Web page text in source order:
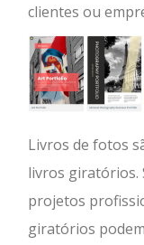
clientes ou
Livros de fotos
livros giratórios.
projetos
giratórios